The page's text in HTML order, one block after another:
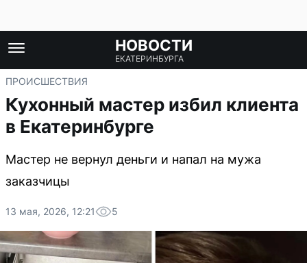
НОВОСТИ
ЕКАТЕРИНБУРГА
ПРОИСШЕСТВИЯ
Кухонный мастер избил клиента
в Екатеринбурге
Мастер не вернул деньги и напал на мужа
заказчицы
13 мая, 2026, 12:21 5